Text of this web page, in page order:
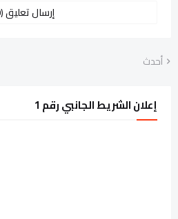
إرسال تعليق (0)
أحدث
إعلان الشريط الجانبي رقم 1